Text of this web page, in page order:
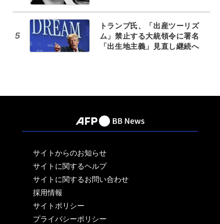
5
トランプ氏、「出産ツーリズ
ム」禁止する大統領令に署名
「出生地主義」見直し継続へ
サイトからのお知らせ
サイトに関するヘルプ
サイトに関するお問い合わせ
採用情報
サイトポリシー
プライバシーポリシー